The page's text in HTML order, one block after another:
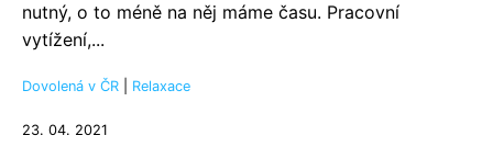
nutný, o to méně na něj máme času. Pracovní
vytížení,...
Dovolená v ČR Relaxace
23. 04. 2021